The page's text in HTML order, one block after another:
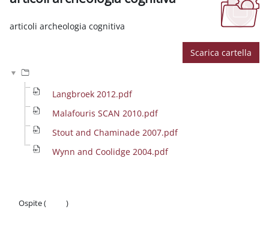
articoli archeologia cognitiva
Scarica cartella
Langbroek 2012.pdf
Malafouris SCAN 2010.pdf
Stout and Chaminade 2007.pdf
Wynn and Coolidge 2004.pdf
Ospite (
)